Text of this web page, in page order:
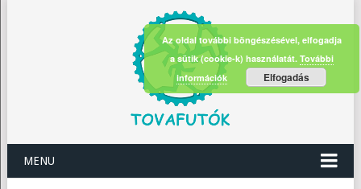
MENU
Az oldal további böngészésével, elfogadja
a sütik (cookie-k) használatát. További
információk
Elfogadás